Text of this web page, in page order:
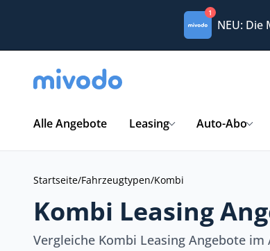
1
NEU: Die
Alle Angebote Leasing Auto-Abo
Startseite/Fahrzeugtypen/Kombi
Kombi Leasing
Vergleiche Kombi Leasing Angebote